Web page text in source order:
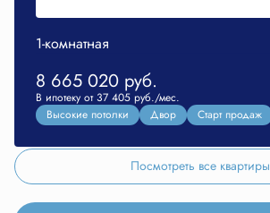
1-комнатная
8 665 020 руб.
В ипотеку от 37 405 руб./мес.
Высокие потолки
Двор Старт продаж
Посмотреть все квартиры